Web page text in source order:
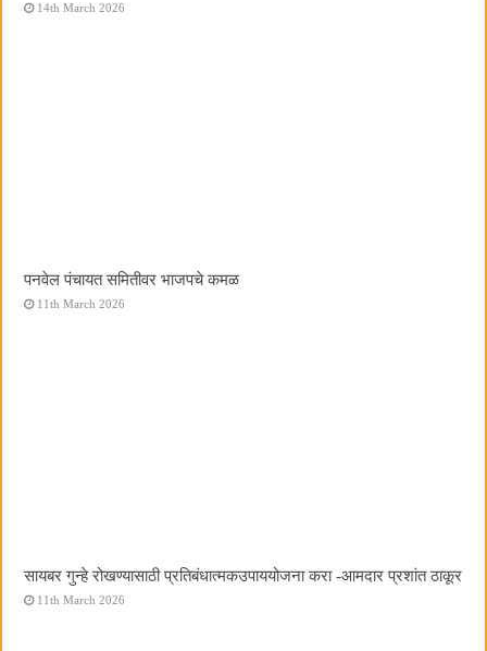
14th March 2026
पनवेल पंचायत समितीवर भाजपचे कमळ
11th March 2026
सायबर गुन्हे रोखण्यासाठी प्रतिबंधात्मकउपाययोजना करा -आमदार प्रशांत ठाकूर
11th March 2026